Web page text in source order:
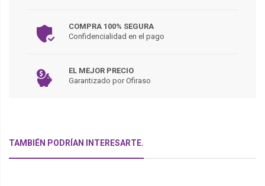
COMPRA 100% SEGURA
Confidencialidad en el pago
EL MEJOR PRECIO
Garantizado por Ofiraso
TAMBIÉN PODRÍAN INTERESARTE.